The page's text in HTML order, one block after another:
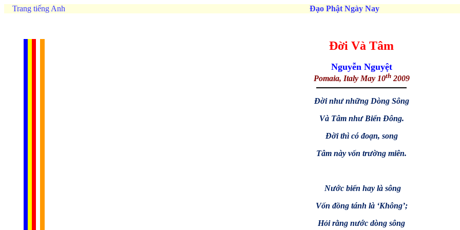
Trang tiếng Anh Đạo Phật Ngày Nay
Đời Và Tâm
Nguyễn Nguyệt
Pomaia, Italy May 10th2009
Đời như những Dòng Sông
Và Tâm như Biển Đông.
Đời thì có đoạn, song
Tâm này vốn trường miên.
Nước biển hay là sông
Vốn đồng tánh là ‘Không’;
Hỏi rằng nước dòng sông